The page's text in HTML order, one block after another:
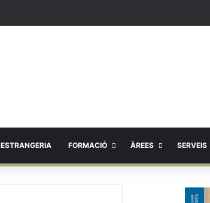
ESTRANGERIA FORMACIÓ ÀREES SERVEIS